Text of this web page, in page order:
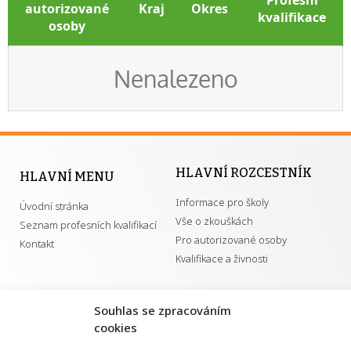
Souhlas se zpracováním
cookies
autorizované
osoby
Kraj Okres
kvalifikace
Nenalezeno
HLAVNÍ MENU
Úvodní stránka
Seznam profesních kvalifikací
Kontakt
HLAVNÍ ROZCESTNÍK
Informace pro školy
Vše o zkouškách
Pro autorizované osoby
Kvalifikace a živnosti
DŮLEŽITÉ ODKAZY